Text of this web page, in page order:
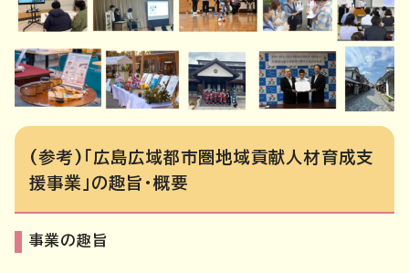
(参考)「広島広域都市圏地域貢献人材育成支
援事業」の趣旨・概要
事業の趣旨